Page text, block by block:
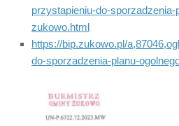
przystapieniu-do-
zukowo.html
https://bip.zukowo.pl/
do-sporzadzenia-planu-